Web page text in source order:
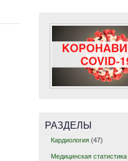
РАЗДЕЛЫ
Кардиология (47)
Медицинская статистика